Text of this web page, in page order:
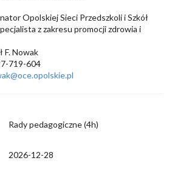
Opolskiej Sieci Przedszkoli i Szkół
z zakresu promocji zdrowia i
F. Nowak
719-604
Rady pedagogiczne (4h)
2026-12-28